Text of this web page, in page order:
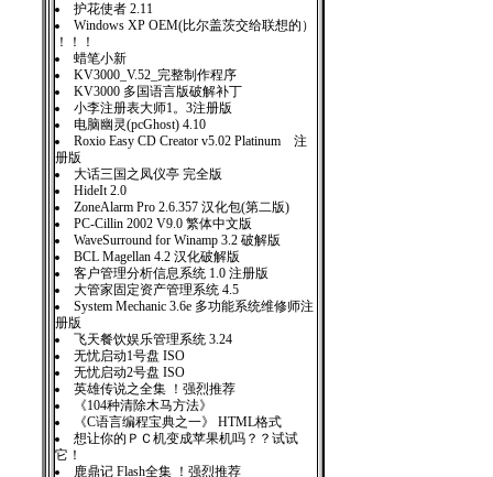
护花使者 2.11
Windows XP OEM(比尔盖茨交给联想的）
！！！
蜡笔小新
KV3000_V.52_完整制作程序
KV3000 多国语言版破解补丁
小李注册表大师1。3注册版
电脑幽灵(pcGhost) 4.10
Roxio Easy CD Creator v5.02 Platinum 注
册版
大话三国之凤仪亭 完全版
HideIt 2.0
ZoneAlarm Pro 2.6.357 汉化包(第二版)
PC-Cillin 2002 V9.0 繁体中文版
WaveSurround for Winamp 3.2 破解版
BCL Magellan 4.2 汉化破解版
客户管理分析信息系统 1.0 注册版
大管家固定资产管理系统 4.5
System Mechanic 3.6e 多功能系统维修师注
册版
飞天餐饮娱乐管理系统 3.24
无忧启动1号盘 ISO
无忧启动2号盘 ISO
英雄传说之全集 ！强烈推荐
《104种清除木马方法》
《C语言编程宝典之一》 HTML格式
想让你的ＰＣ机变成苹果机吗？？试试
它！
鹿鼎记 Flash全集 ！强烈推荐